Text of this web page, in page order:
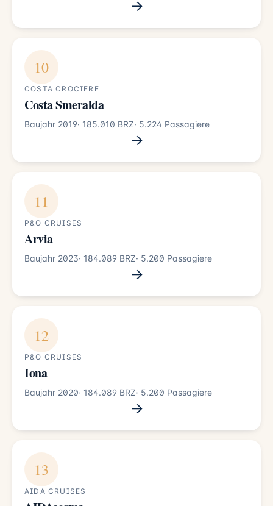
→
10
COSTA CROCIERE
Costa Smeralda
Baujahr 2019· 185.010 BRZ· 5.224 Passagiere
→
11
P&O CRUISES
Arvia
Baujahr 2023· 184.089 BRZ· 5.200 Passagiere
→
12
P&O CRUISES
Iona
Baujahr 2020· 184.089 BRZ· 5.200 Passagiere
→
13
AIDA CRUISES